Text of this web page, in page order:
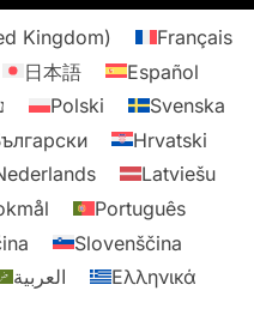
Kingdom)
Français
日本語
Español
Polski
Svenska
Hrvatski
Latviešu
Português
Slovenščina
العربية Ελληνικά